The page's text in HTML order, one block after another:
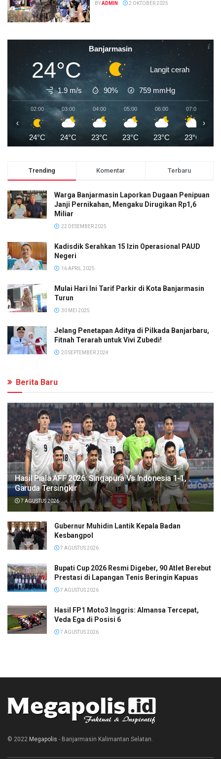
BYADMIN 2 OKTOBER 2025
Banjarmasin
24°C Langit cerah
1.9 m/s 90% 759 mmHg
02:00
24°C
03:00
24°C
04:00
23°C
05:00
23°C
06:00
23°C
07:00
23°C
‹ ›
Trending Komentar Terbaru
Warga Banjarmasin Laporkan Dugaan Penipuan
Janji Pernikahan, Mengaku Dirugikan Rp1,6
Miliar
22 DESEMBER 2025
Kadisdik Serahkan 15 Izin Operasional PAUD
Negeri
16 APRIL 2025
Mulai Hari Ini Tarif Parkir di Kota Banjarmasin
Turun
30 MEI 2025
Jelang Penetapan Aditya di Pilkada Banjarbaru,
Fitnah Terarah untuk Vivi Zubedi!
20 SEPTEMBER 2024
Berita Baru
Hasil Piala AFF 2026: Singapura Vs Indonesia 1-1,
Garuda Tersingkir
7 AGUSTUS 2026
Gubernur Muhidin Lantik Kepala Badan
Kesbangpol
7 AGUSTUS 2026
Bupati Cup 2026 Resmi Digeber, 90 Atlet Berebut
Prestasi di Lapangan Tenis Beringin Kapuas
7 AGUSTUS 2026
Hasil FP1 Moto3 Inggris: Almansa Tercepat,
Veda Ega di Posisi 6
7 AGUSTUS 2026
© 2022 Megapolis - Banjarmasin Kalimantan Selatan.